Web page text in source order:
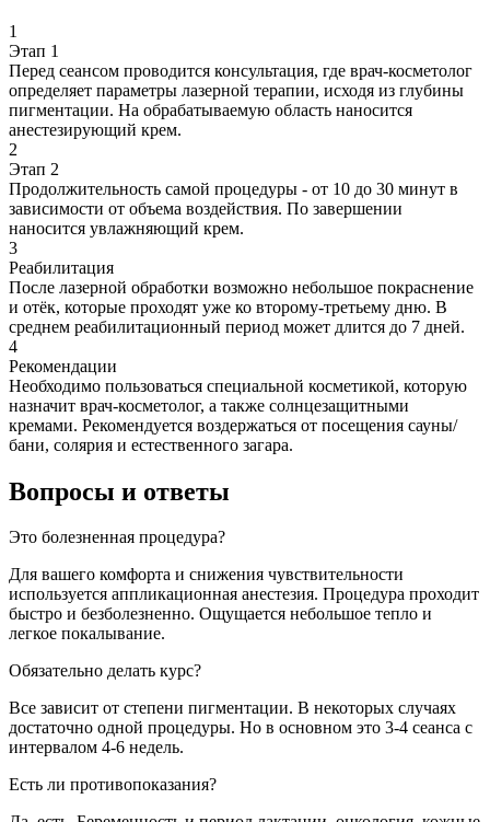
1
Этап 1
Перед сеансом проводится консультация, где врач-косметолог
определяет параметры лазерной терапии, исходя из глубины
пигментации. На обрабатываемую область наносится
анестезирующий крем.
2
Этап 2
Продолжительность самой процедуры - от 10 до 30 минут в
зависимости от объема воздействия. По завершении
наносится увлажняющий крем.
3
Реабилитация
После лазерной обработки возможно небольшое покраснение
и отёк, которые проходят уже ко второму-третьему дню. В
среднем реабилитационный период может длится до 7 дней.
4
Рекомендации
Необходимо пользоваться специальной косметикой, которую
назначит врач-косметолог, а также солнцезащитными
кремами. Рекомендуется воздержаться от посещения сауны/
бани, солярия и естественного загара.
Вопросы и ответы
Это болезненная процедура?
Для вашего комфорта и снижения чувствительности
используется аппликационная анестезия. Процедура проходит
быстро и безболезненно. Ощущается небольшое тепло и
легкое покалывание.
Обязательно делать курс?
Все зависит от степени пигментации. В некоторых случаях
достаточно одной процедуры. Но в основном это 3-4 сеанса с
интервалом 4-6 недель.
Есть ли противопоказания?